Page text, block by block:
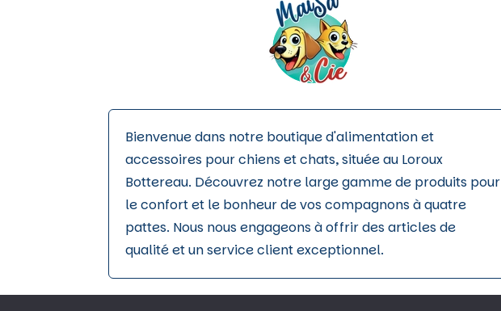
Bienvenue dans notre boutique d'alimentation et
accessoires pour chiens et chats, située au Loroux
Bottereau. Découvrez notre large gamme de produits pour
le confort et le bonheur de vos compagnons à quatre
pattes. Nous nous engageons à offrir des articles de
qualité et un service client exceptionnel.